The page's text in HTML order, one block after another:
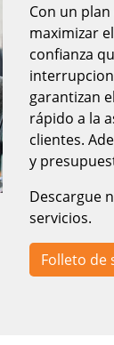
Con un
maximizar
confianza
garantizan
rápido a la
clientes.
y
Descargue
servicios.
Folleto de